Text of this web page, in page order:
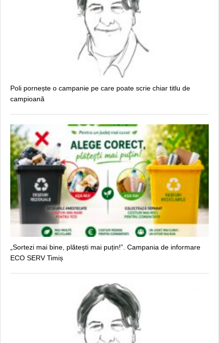
Poli pornește o campanie pe care poate scrie chiar titlu de
campioană
„Sortezi mai bine, plătești mai puțin!”. Campania de informare
ECO SERV Timiș